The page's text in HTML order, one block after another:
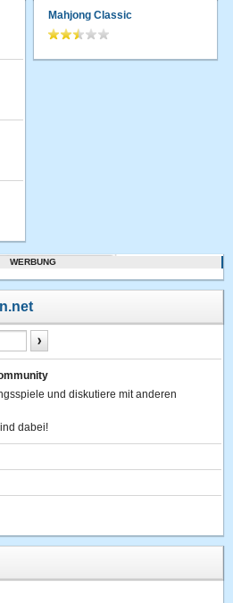
Mahjong Classic
WERBUNG
und diskutiere mit anderen
dabei!